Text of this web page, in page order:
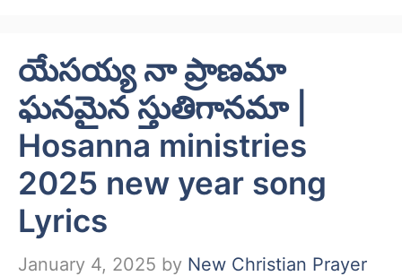
యేసయ్య నా ప్రాణమా
ఘనమైన స్తుతిగానమా |
Hosanna ministries
2025 new year song
Lyrics
January 4, 2025 by New Christian Prayer